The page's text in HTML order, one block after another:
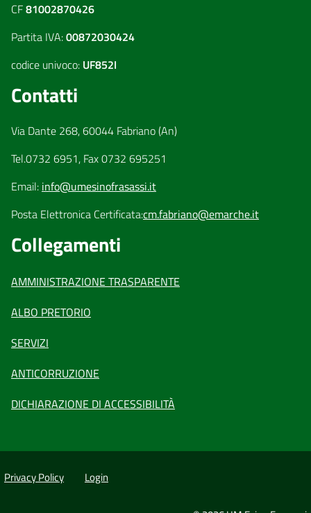
CF81002870426
Partita IVA:00872030424
codice univoco: UF852I
Contatti
Via Dante 268, 60044 Fabriano (An)
Tel.0732 6951, Fax 0732 695251
Email: info@umesinofrasassi.it
Posta Elettronica Certificata:cm.fabriano@emarche.it
Collegamenti
AMMINISTRAZIONE TRASPARENTE
ALBO PRETORIO
SERVIZI
ANTICORRUZIONE
DICHIARAZIONE DI ACCESSIBILITÀ
Privacy Policy Login